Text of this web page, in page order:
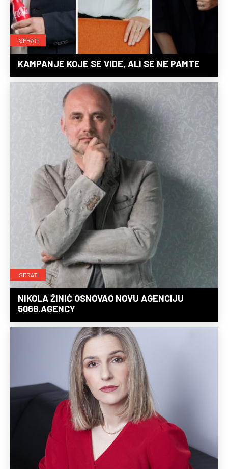
ISPRATI
KAMPANJE KOJE SE VIDE, ALI SE NE PAMTE
ISPRATI
NIKOLA ŽINIĆ OSNOVAO NOVU AGENCIJU
5068.AGENCY